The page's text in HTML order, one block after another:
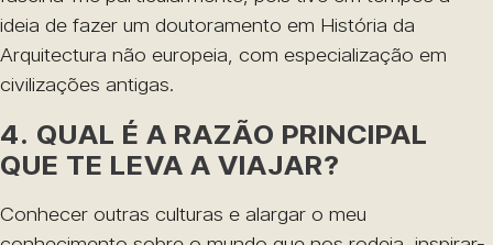
ideia de fazer um doutoramento em História da
Arquitectura não europeia, com especialização em
civilizações antigas.
4. QUAL É A RAZÃO PRINCIPAL
QUE TE LEVA A VIAJAR?
Conhecer outras culturas e alargar o meu